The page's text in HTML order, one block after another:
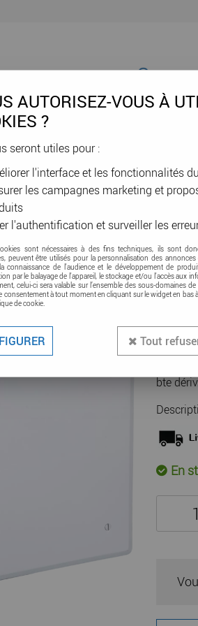
& GAINES DOMOTIQUE & VE
(51016)
bte
29,
bte
En
AUTORISEZ-VOUS À
?
seront utiles pour :
l'interface et les fonctionnalités
les campagnes marketing et
l'authentification et surveiller les
sont nécessaires à des fins techniques, ils sont
peuvent être utilisés pour la personnalisation des
connaissance de l'audience et le développement de
par le balayage de l'appareil, le stockage et/ou l'accès aux
celui-ci sera valable sur l’ensemble des sous-domaines
consentement à tout moment en cliquant sur le widget en bas
de cookie.
Tout